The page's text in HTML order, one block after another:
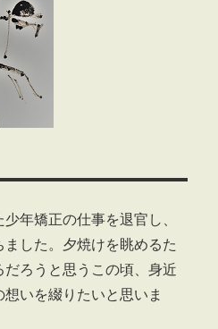
年矯正の仕事を退官し、
した。夕焼けを眺めるた
ろうと思うこの頃、身近
いを綴りたいと思いま